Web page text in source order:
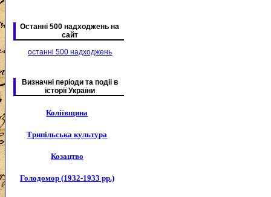
Останні 500 надходжень на
сайт
останні 500 надходжень
Визначні періоди та подіі в
історії України
Коліївщина
Трипільська культура
Козацтво
Голодомор (1932-1933 рр.)